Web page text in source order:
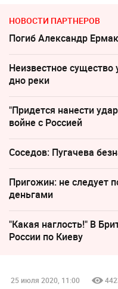
НОВОСТИ ПАРТНЕРОВ
Погиб Александр
Неизвестное
дно реки
"Придется нанести
войне с Россией
Соседов: Пугачева
Пригожин: не следует
деньгами
"Какая наглость!" В
России по Киеву
25 июля 2020, 11:00